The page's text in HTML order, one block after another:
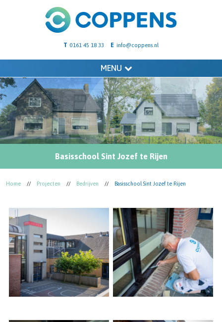
T 0161 45 18 33 E info@coppens.nl
MENU
Basisschool Sint Jozef te Rijen
Home // Projecten // Bedrijven // Basisschool Sint Jozef te Rijen